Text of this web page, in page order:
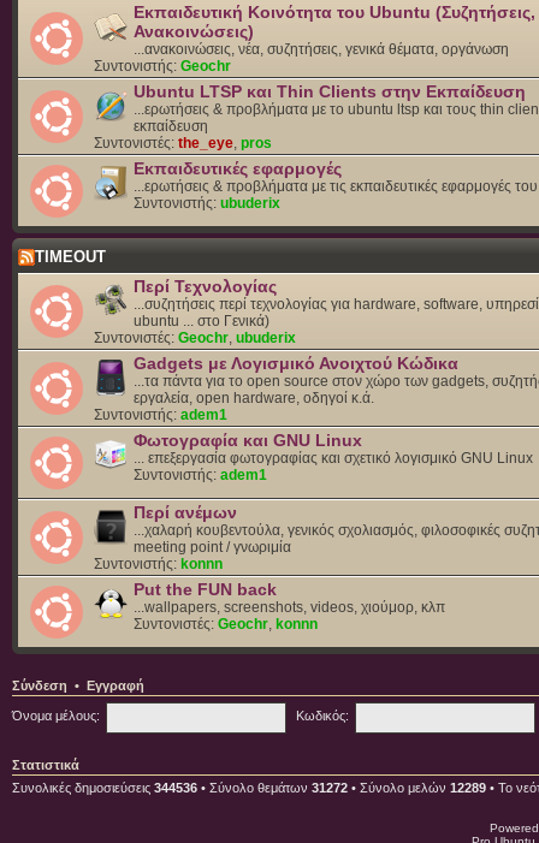
Εκπαιδευτική Κοινότητα του Ubuntu
Ανακοινώσεις)
...ανακοινώσεις, νέα, συζητήσεις, γενικά θέματα, οργάνωση
Συντονιστής: Geochr
Ubuntu LTSP και Thin Clients στην Εκπαίδευση
...ερωτήσεις & προβλήματα με το ubuntu ltsp και τους thin
εκπαίδευση
Συντονιστές: the_eye pros
Εκπαιδευτικές εφαρμογές
...ερωτήσεις & προβλήματα με τις εκπαιδευτικές εφαρμογές
Συντονιστής: ubuderix
TIMEOUT
Περί Τεχνολογίας
...συζητήσεις περί τεχνολογίας για hardware, software,
ubuntu ... στο Γενικά)
Συντονιστές: Geochr ubuderix
Gadgets με Λογισμικό Ανοιχτού Κώδικα
...τα πάντα για το open source στον χώρο των gadgets,
εργαλεία, open hardware, οδηγοί κ.ά.
Συντονιστής: adem1
Φωτογραφία και GNU Linux
... επεξεργασία φωτογραφίας και σχετικό λογισμικό GNU Linux
Συντονιστής: adem1
Περί ανέμων
...χαλαρή κουβεντούλα, γενικός σχολιασμός, φιλοσοφικές
meeting point / γνωριμία
Συντονιστής: konnn
Put the FUN back
...wallpapers, screenshots, videos, χιούμορ, κλπ
Συντονιστές: Geochr konnn
Σύνδεση • Εγγραφή
Όνομα μέλους: Κωδικός:
Στατιστικά
Συνολικές δημοσιεύσεις 344536 • Σύνολο θεμάτων 31272 • Σύνολο μελών 12289 • Το